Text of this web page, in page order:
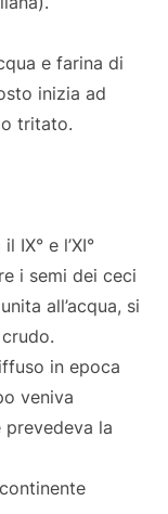
e farina di
inizia ad
tritato.
IX° e l’XI°
i semi dei ceci
all’acqua, si
in epoca
veniva
prevedeva la